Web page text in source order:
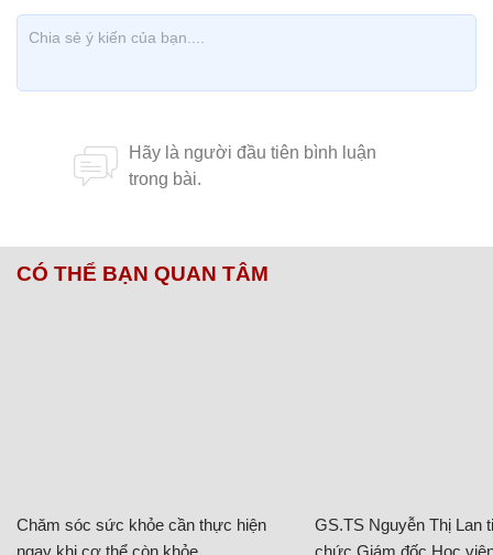
CÓ THỂ BẠN QUAN TÂM
Chăm sóc sức khỏe cần thực hiện
GS.TS Nguyễn Thị Lan